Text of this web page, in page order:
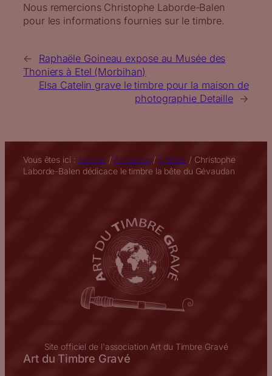
Nous remercions Christophe Laborde-Balen
pour les informations fournies sur le timbre.
←
Raphaële Goineau expose au Musée des
Thoniers à Etel (Morbihan)
Elsa Catelin grave le timbre pour la maison de
photographie Detaille →
Vous êtes ici : Accueil / Actualités/ Artistes / Christophe
Laborde-Balen dédicace le timbre la bête du Gévaudan
Site officiel de l'association Art du Timbre Gravé
Art du Timbre Gravé